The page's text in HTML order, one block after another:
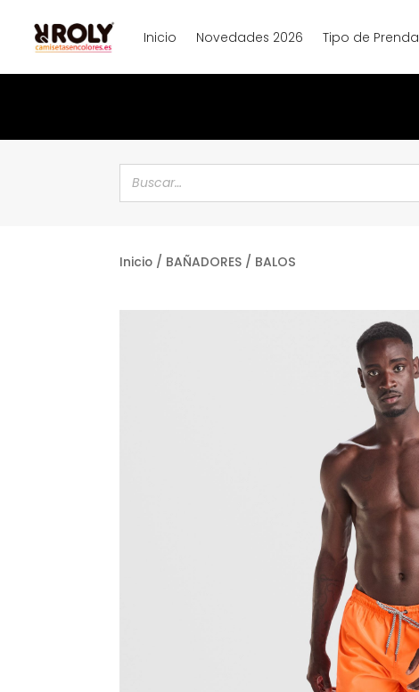
Inicio Novedades 2026 Tipo de Prenda
Inicio / BAÑADORES / BALOS